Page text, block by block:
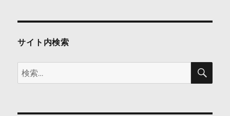
ョ
ン
サイト内検索
検
索:
検